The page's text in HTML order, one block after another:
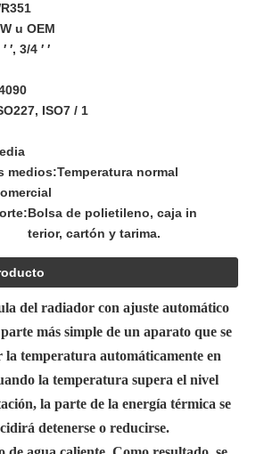
u OEM
′, 3/4 ′ ′
ISO7 / 1
medios:Temperatura normal
Bolsa de polietileno, caja in
terior, cartón y tarima.
del radiador con ajuste automático
más simple de un aparato que se
temperatura automáticamente en
la temperatura supera el nivel
la parte de la energía térmica se
detenerse o reducirse.